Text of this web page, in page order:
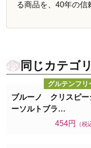
る商品を、40年の信
同じカテゴ
グルテンフリ
ブルーノ クリスピー
ーソルトブラ…
454円
（税